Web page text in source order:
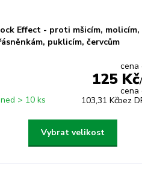
Effect - proti mšicím, molicím,
puklicím, červcům
cena
125 Kč/
cena
103,31 Kčbez
> 10 ks
Vybrat velikost